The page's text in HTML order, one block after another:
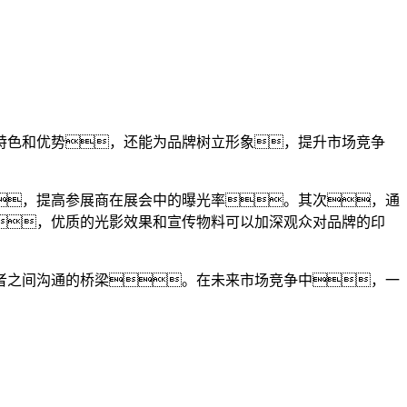
色和优势，还能为品牌树立形象，提升市场竞争
，提高参展商在展会中的曝光率。其次，通
优质的光影效果和宣传物料可以加深观众对品牌的印
者之间沟通的桥梁。在未来市场竞争中，一